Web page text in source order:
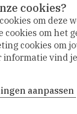
cookies?
om deze
om het
cookies om
informatie vind
aanpassen